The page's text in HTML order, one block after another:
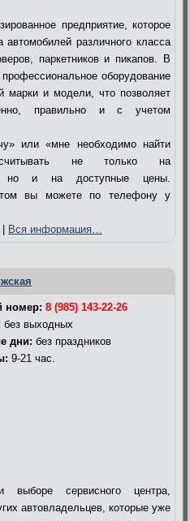
предприятие, которое
автомобилей различного класса
паркетников и пикапов. В
оборудование
марки и модели, что позволяет
правильно и с учетом
или «мне необходимо найти
не только на
но и на доступные цены.
вы можете по телефону у
| Вся информация…
номер: 8 (985) 143-22-26
без выходных
дни: без праздников
9-21 час.
выборе сервисного центра,
автовладельцев, которые уже